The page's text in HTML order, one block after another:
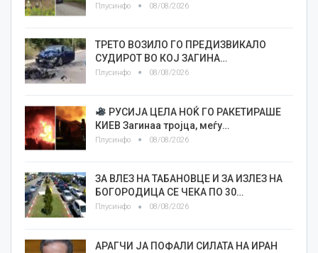
Плусинфо 08/08/2026
ТРЕТО ВОЗИЛО ГО ПРЕДИЗВИКАЛО
СУДИРОТ ВО КОЈ ЗАГИНА…
Плусинфо 08/08/2026
РУСИЈА ЦЕЛА НОЌ ГО РАКЕТИРАШЕ
КИЕВ Загинаа тројца, меѓу…
Плусинфо 08/08/2026
ЗА ВЛЕЗ НА ТАБАНОВЦЕ И ЗА ИЗЛЕЗ НА
БОГОРОДИЦА СЕ ЧЕКА ПО 30…
Плусинфо 08/08/2026
АРАГЧИ ЈА ПОФАЛИ СИЛАТА НА ИРАН